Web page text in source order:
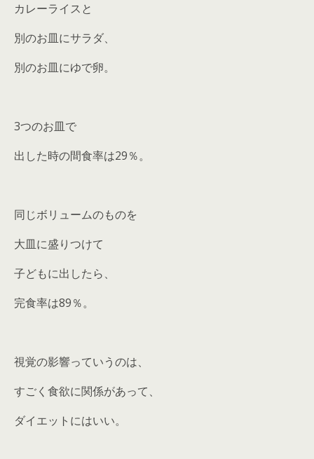
カレーライスと
別のお皿にサラダ、
別のお皿にゆで卵。
3つのお皿で
出した時の間食率は29％。
同じボリュームのものを
大皿に盛りつけて
子どもに出したら、
完食率は89％。
視覚の影響っていうのは、
すごく食欲に関係があって、
ダイエットにはいい。